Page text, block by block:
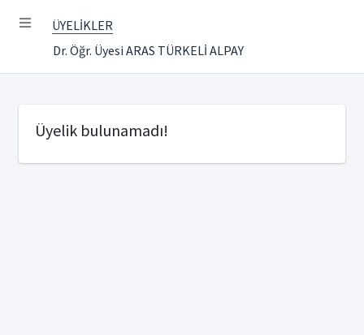
ÜYELİKLER
Dr. Öğr. Üyesi ARAS TÜRKELİ ALPAY
Üyelik bulunamadı!